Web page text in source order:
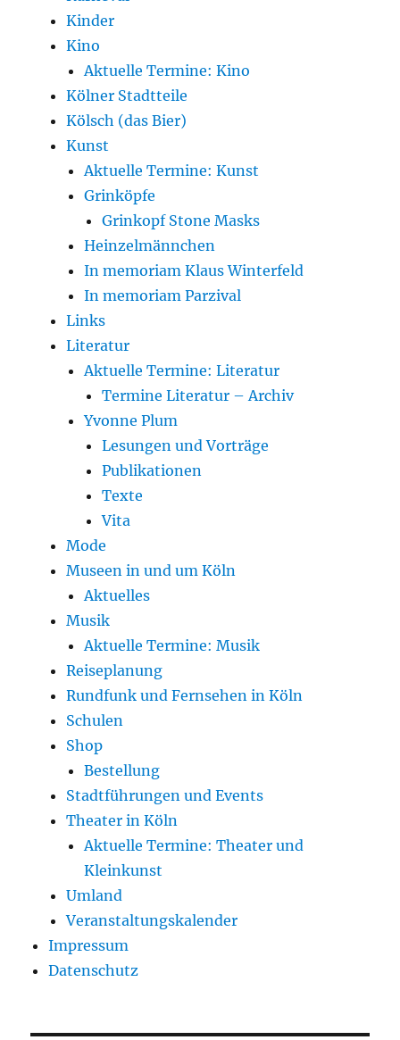
Kinder
Kino
Aktuelle Termine: Kino
Kölner Stadtteile
Kölsch (das Bier)
Kunst
Aktuelle Termine: Kunst
Grinköpfe
Grinkopf Stone Masks
Heinzelmännchen
In memoriam Klaus Winterfeld
In memoriam Parzival
Links
Literatur
Aktuelle Termine: Literatur
Termine Literatur – Archiv
Yvonne Plum
Lesungen und Vorträge
Publikationen
Texte
Vita
Mode
Museen in und um Köln
Aktuelles
Musik
Aktuelle Termine: Musik
Reiseplanung
Rundfunk und Fernsehen in Köln
Schulen
Shop
Bestellung
Stadtführungen und Events
Theater in Köln
Aktuelle Termine: Theater und
Kleinkunst
Umland
Veranstaltungskalender
Impressum
Datenschutz